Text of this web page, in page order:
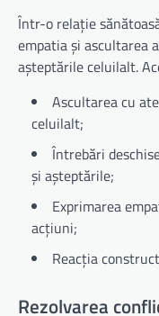
Într-o relație
empatia și ascultarea
așteptările celuilalt.
Ascultarea cu
celuilalt;
Întrebări
și așteptările;
Exprimarea
acțiuni;
Reacția
Rezolvarea